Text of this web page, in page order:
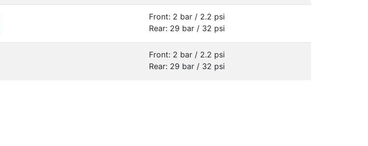
Front: 2 bar / 2.2 psi
Rear: 29 bar / 32 psi
Front: 2 bar / 2.2 psi
Rear: 29 bar / 32 psi